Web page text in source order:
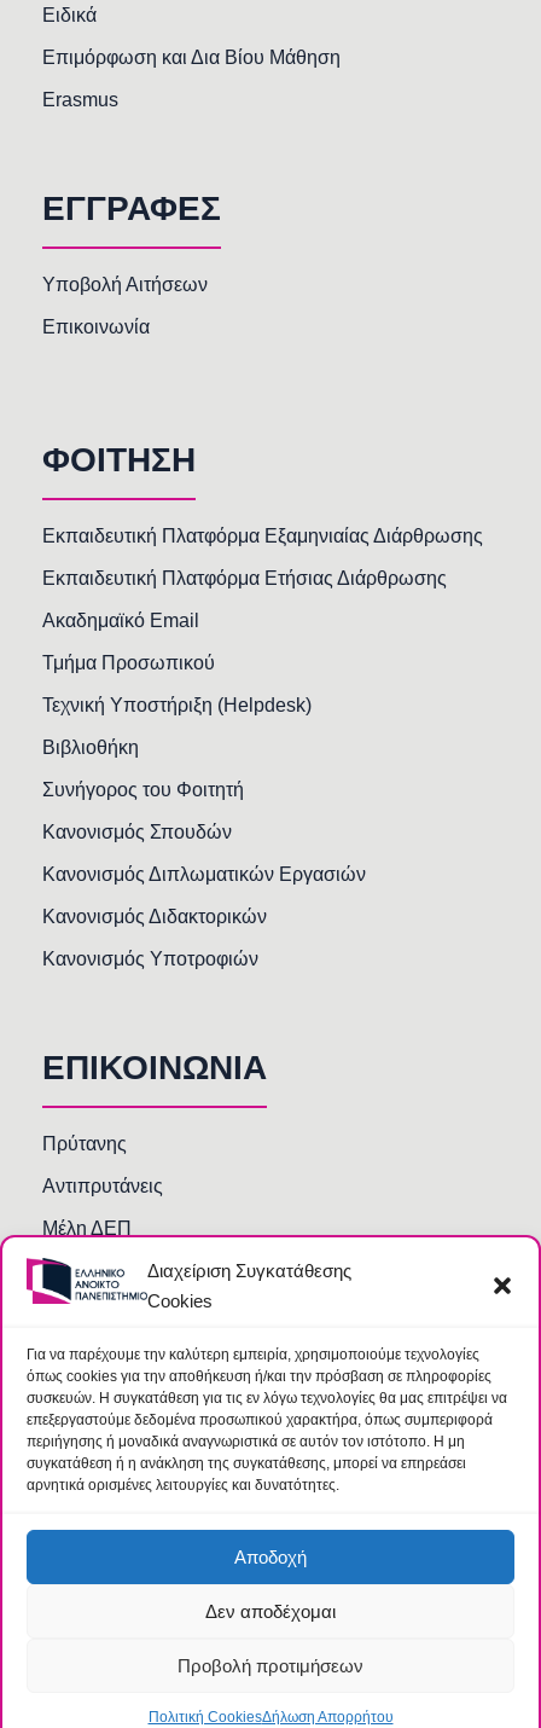
Διαχείριση Συγκατάθεσης
Cookies
Για να παρέχουμε την καλύτερη εμπειρία, χρησιμοποιούμε τεχνολογίες
όπως cookies για την αποθήκευση ή/και την πρόσβαση σε πληροφορίες
συσκευών. Η συγκατάθεση για τις εν λόγω τεχνολογίες θα μας επιτρέψει να
επεξεργαστούμε δεδομένα προσωπικού χαρακτήρα, όπως συμπεριφορά
περιήγησης ή μοναδικά αναγνωριστικά σε αυτόν τον ιστότοπο. Η μη
συγκατάθεση ή η ανάκληση της συγκατάθεσης, μπορεί να επηρεάσει
αρνητικά ορισμένες λειτουργίες και δυνατότητες.
Αποδοχή
Δεν αποδέχομαι
Προβολή προτιμήσεων
Πολιτική CookiesΔήλωση Απορρήτου
Ειδικά
Επιμόρφωση και Δια Βίου Μάθηση
Erasmus
ΕΓΓΡΑΦΕΣ
Υποβολή Αιτήσεων
Επικοινωνία
ΦΟΙΤΗΣΗ
Εκπαιδευτική Πλατφόρμα Εξαμηνιαίας Διάρθρωσης
Εκπαιδευτική Πλατφόρμα Ετήσιας Διάρθρωσης
Ακαδημαϊκό Email
Τμήμα Προσωπικού
Τεχνική Υποστήριξη (Helpdesk)
Βιβλιοθήκη
Συνήγορος του Φοιτητή
Κανονισμός Σπουδών
Κανονισμός Διπλωματικών Εργασιών
Κανονισμός Διδακτορικών
Κανονισμός Υποτροφιών
ΕΠΙΚΟΙΝΩΝΙΑ
Πρύτανης
Αντιπρυτάνεις
Μέλη ΔΕΠ
Τμήματα και Υπηρεσίες
Γραμματείες Κοσμητειών Σχολών
Βιβλιοθήκη
Συχνές Ερωτήσεις
© 2026 Ελληνικό Ανοικτό Πανεπιστήμιο |
Προστασίας Δεδομένων